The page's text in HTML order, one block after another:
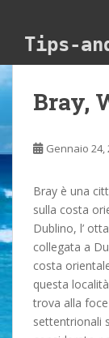
Tips-
Bray,
Gennaio 24,
Bray è una
sulla costa
Dublino, l’
collegata a
costa
questa
trova alla
settentrionali